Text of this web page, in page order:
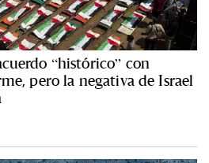
“histórico” con
pero la negativa de Israel